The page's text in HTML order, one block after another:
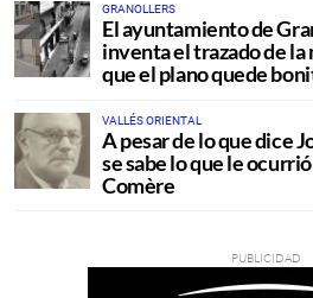
GRANOLLERS
El ayuntamiento de
inventa el trazado de la
que el plano quede
VALLÉS ORIENTAL
A pesar de lo que dice
se sabe lo que le
Comère